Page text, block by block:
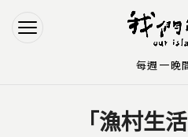
Jump to
Jump to
「漁村生
每週一晚